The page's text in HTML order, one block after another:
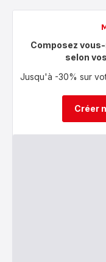
Composez
selon
Jusqu'à -30% sur
Créer